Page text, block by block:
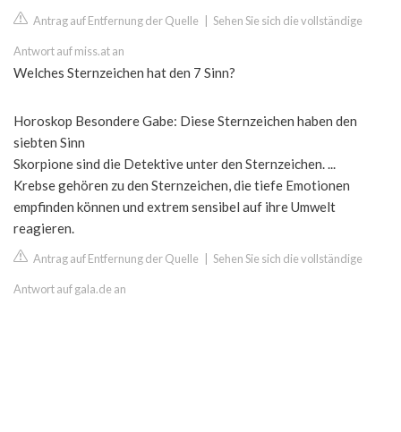
Antrag auf Entfernung der Quelle Sehen Sie sich die vollständige
Antwort auf miss.at an
Welches Sternzeichen hat den 7 Sinn?
Horoskop Besondere Gabe: Diese Sternzeichen haben den
siebten Sinn
Skorpione sind die Detektive unter den Sternzeichen. ...
Krebse gehören zu den Sternzeichen, die tiefe Emotionen
empfinden können und extrem sensibel auf ihre Umwelt
reagieren.
Antrag auf Entfernung der Quelle Sehen Sie sich die vollständige
Antwort auf gala.de an